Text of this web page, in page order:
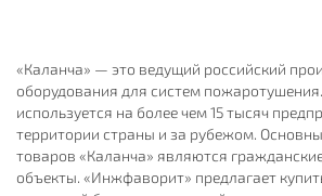
«Каланча» — это ведущий российский
оборудования для систем
используется на более чем 15 тысяч
территории страны и за рубежом.
товаров «Каланча» являются
объекты. «Инжфаворит» предлагает